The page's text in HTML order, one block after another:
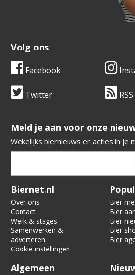
Volg ons
Facebook
Twitter RSS
​​​​​​​Meld je aan voor onze
Wekelijks biernieuws en acties in je
Verification code:
Biernet.nl
Over ons
Contact
Werk & stages
Samenwerken &
adverteren
Cookie instellingen
Bier
Bier
Bier
Bier
Bier
Algemeen